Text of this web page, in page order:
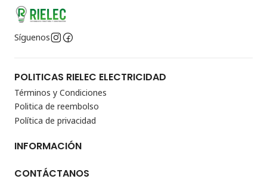
Síguenos
POLITICAS RIELEC ELECTRICIDAD
Términos y Condiciones
Politica de reembolso
Política de privacidad
INFORMACIÓN
CONTÁCTANOS